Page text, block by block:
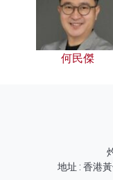
何民傑
地址 : 香港